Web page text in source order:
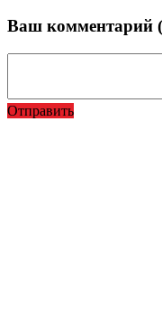
Ваш комментарий
Отправить